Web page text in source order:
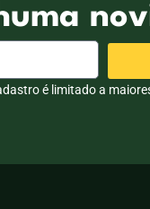
é limitado a